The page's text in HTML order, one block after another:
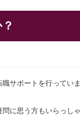
サポートを行ってい
に思う方もいらっし